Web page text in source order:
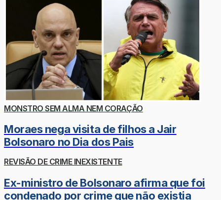
MONSTRO SEM ALMA NEM CORAÇÃO
Moraes nega visita de filhos a Jair
Bolsonaro no Dia dos Pais
REVISÃO DE CRIME INEXISTENTE
Ex-ministro de Bolsonaro afirma que foi
condenado por crime que não existia